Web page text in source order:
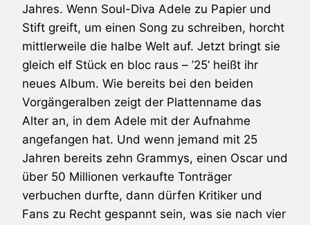
Jahres. Wenn Soul-Diva Adele zu Papier und
Stift greift, um einen Song zu schreiben, horcht
mittlerweile die halbe Welt auf. Jetzt bringt sie
gleich elf Stück en bloc raus – ’25‘ heißt ihr
neues Album. Wie bereits bei den beiden
Vorgängeralben zeigt der Plattenname das
Alter an, in dem Adele mit der Aufnahme
angefangen hat. Und wenn jemand mit 25
Jahren bereits zehn Grammys, einen Oscar und
über 50 Millionen verkaufte Tonträger
verbuchen durfte, dann dürfen Kritiker und
Fans zu Recht gespannt sein, was sie nach vier